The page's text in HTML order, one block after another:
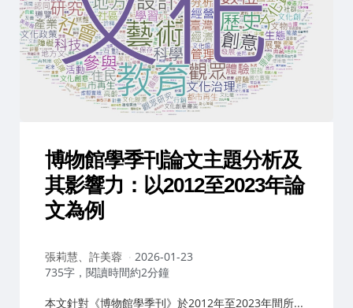
博物館學季刊論文主題分析及
其影響力：以2012至2023年論
文為例
作
者：
張莉慧、許美蓉
2026-01-23
735字，閱讀時間約2分鐘
本文針對《博物館學季刊》於2012年至2023年間所...